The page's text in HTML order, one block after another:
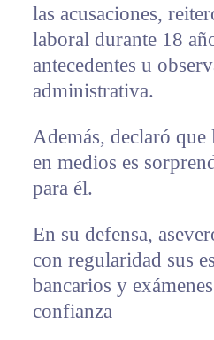
las acusaciones,
laboral durante 18
antecedentes u
administrativa.
Además, declaró
en medios es
para él.
En su defensa,
con regularidad sus
bancarios y
confianza